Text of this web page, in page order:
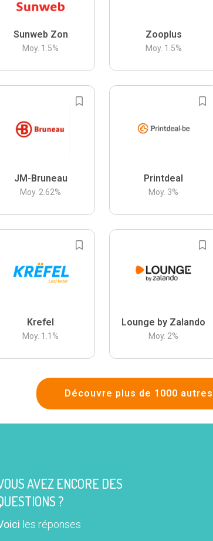
Sunweb Zon
Moy. 1.5%
Zooplus
Moy. 1.5%
JM-Bruneau
Moy. 2.62%
Printdeal
Moy. 3%
Krefel
Moy. 1.1 %
Lounge by Zalando
Moy. 2%
Découvre plus de 1000
AVEZ ENCORE DES
?
les réponses